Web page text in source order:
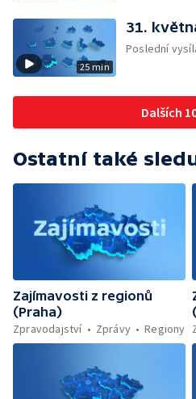
25 min
31.
Poslední
Dalších
Ostatní také
Zajímavosti z regionů
(Praha)
Zpravodajství
Zprávy Regiony